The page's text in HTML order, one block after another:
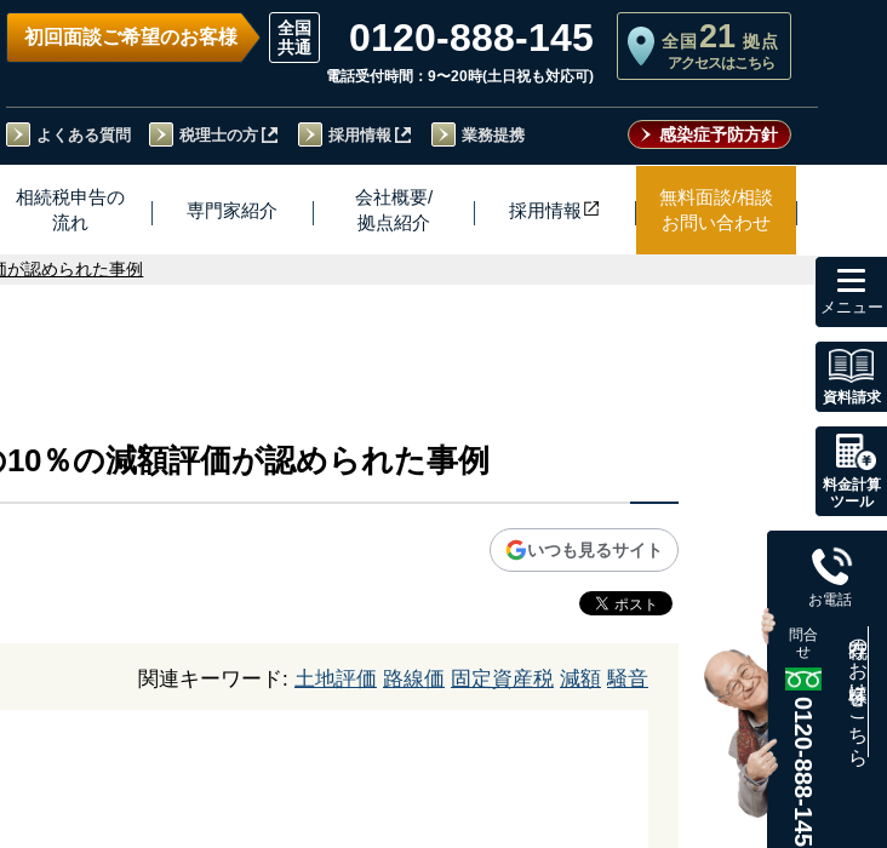
初回面談ご希望のお客様 0120-888-145
電話受付時間：9〜20時(土日祝も対応可)
全国 21 拠点
アクセスはこちら
よくある質問 税理士の方 採用情報 業務提携 感染症予防方針
相続税申告の
流れ
専門家紹介
会社概要/
拠点紹介
採用情報
無料面談/相談
お問い合わせ
が認められた事例
％の減額評価が認められた事例
いつも見るサイト
関連キーワード: 土地評価 路線価 固定資産税 減額 騒音
資料請求
料金計算
ツール
お電話
問合
せ
0120-888-145
既存のお客様はこちら